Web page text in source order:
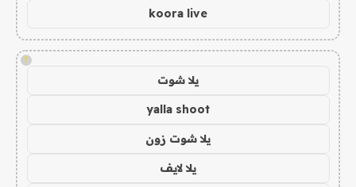
koora live
!
يلا شوت
yalla shoot
يلا شوت زون
يلا لايف